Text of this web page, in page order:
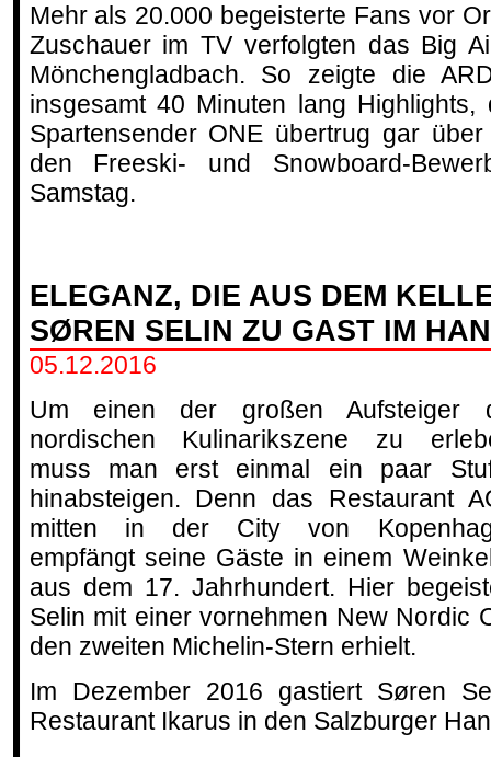
Mehr als 20.000 begeisterte Fans vor
Zuschauer im TV verfolgten das Big
Mönchengladbach. So zeigte die
insgesamt 40 Minuten lang Highlights,
Spartensender ONE übertrug gar
den Freeski- und Snowboard-
Samstag.
ELEGANZ, DIE AUS DEM
SØREN SELIN ZU GAST IM
05.12.2016
Um einen der großen Aufsteiger
nordischen Kulinarikszene zu
muss man erst einmal ein paar
hinabsteigen. Denn das Restaurant
mitten in der City von
empfängt seine Gäste in einem
aus dem 17. Jahrhundert. Hier
Selin mit einer vornehmen New Nordic
den zweiten Michelin-Stern erhielt.
Im Dezember 2016 gastiert Søren
Restaurant Ikarus in den Salzburger